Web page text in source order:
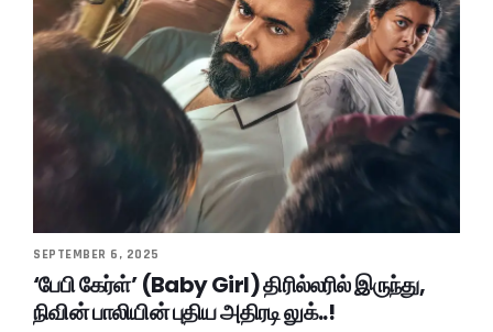
SEPTEMBER 6, 2025
‘பேபி கேர்ள்’ (Baby Girl) திரில்லரில் இருந்து,
நிவின் பாலியின் புதிய அதிரடி லுக்..!